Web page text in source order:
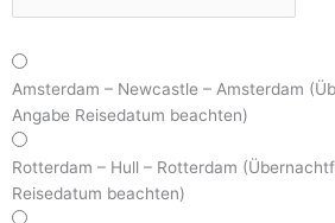
Amsterdam – Newcastle – Amsterdam
Angabe Reisedatum beachten)
Rotterdam – Hull – Rotterdam
Reisedatum beachten)